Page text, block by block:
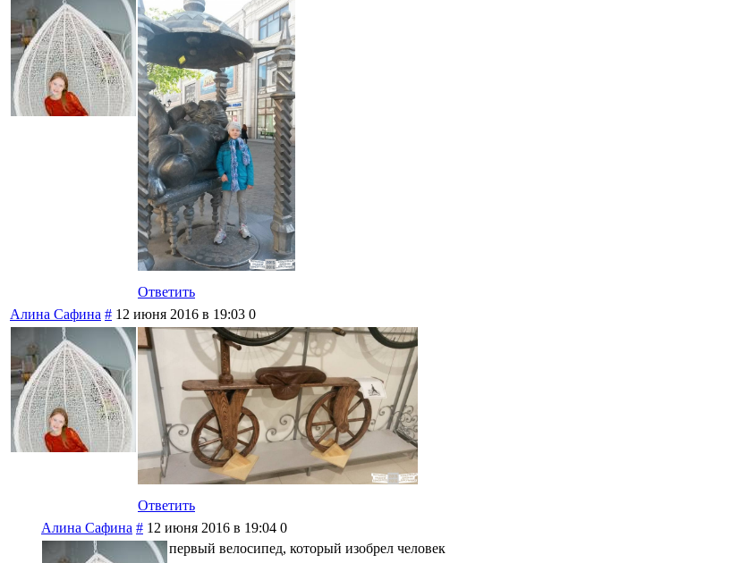
Ответить
Алина Сафина # 12 июня 2016 в 19:03 0
Ответить
Алина Сафина # 12 июня 2016 в 19:04 0
первый велосипед, который изобрел человек